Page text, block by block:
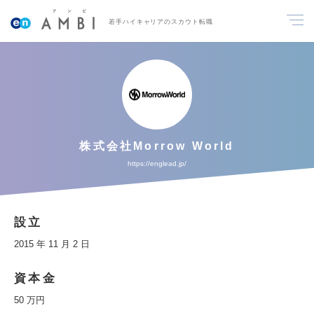
若手ハイキャリアのスカウト転職
株式会社Morrow World
https://englead.jp/
設立
2015 年 11 月 2 日
資本金
50 万円